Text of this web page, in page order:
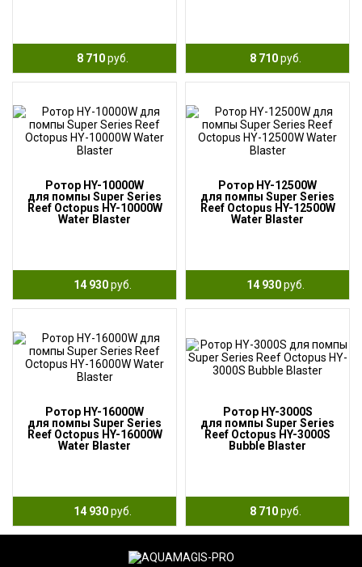
8 710руб. 8 710руб.
Ротор HY-10000W
для помпы Super Series
Reef Octopus HY-10000W
Water Blaster
14 930руб.
Ротор HY-12500W
для помпы Super Series
Reef Octopus HY-12500W
Water Blaster
14 930руб.
Ротор HY-16000W
для помпы Super Series
Reef Octopus HY-16000W
Water Blaster
14 930руб.
Ротор HY-3000S
для помпы Super Series
Reef Octopus HY-3000S
Bubble Blaster
8 710руб.